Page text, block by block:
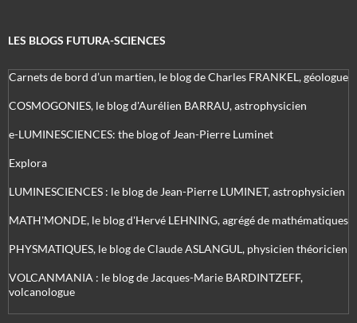
LES BLOGS FUTURA-SCIENCES
Carnets de bord d’un martien, le blog de Charles FRANKEL, géologue
COSMOGONIES, le blog d'Aurélien BARRAU, astrophysicien
e-LUMINESCIENCES: the blog of Jean-Pierre Luminet
Explora
LUMINESCIENCES : le blog de Jean-Pierre LUMINET, astrophysicien
MATH'MONDE, le blog d'Hervé LEHNING, agrégé de mathématiques
PHYSMATIQUES, le blog de Claude ASLANGUL, physicien théoricien
VOLCANMANIA : le blog de Jacques-Marie BARDINTZEFF,
volcanologue